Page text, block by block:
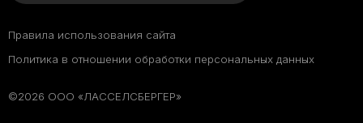
©2026 ООО «ЛАССЕЛСБЕРГЕР»
Правила использования сайта
Политика в отношении обработки персональных данных